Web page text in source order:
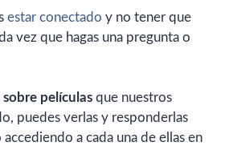
estar conectado y no tener que
vez que hagas una pregunta o
películas que nuestros
puedes verlas y responderlas
a cada una de ellas en